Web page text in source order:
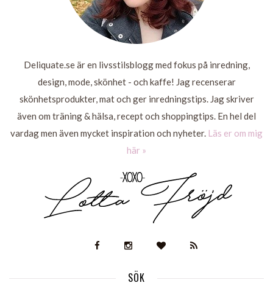
Deliquate.se är en livsstilsblogg med fokus på inredning,
design, mode, skönhet - och kaffe! Jag recenserar
skönhetsprodukter, mat och ger inredningstips. Jag skriver
även om träning & hälsa, recept och shoppingtips. En hel del
vardag men även mycket inspiration och nyheter. Läs er om mig
här »
SÖK